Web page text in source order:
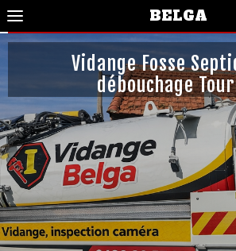
BELGA
Vidange Fosse
débouchage